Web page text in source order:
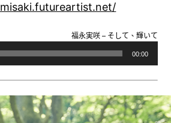
福永実咲 – そして、輝いて
放
00:00